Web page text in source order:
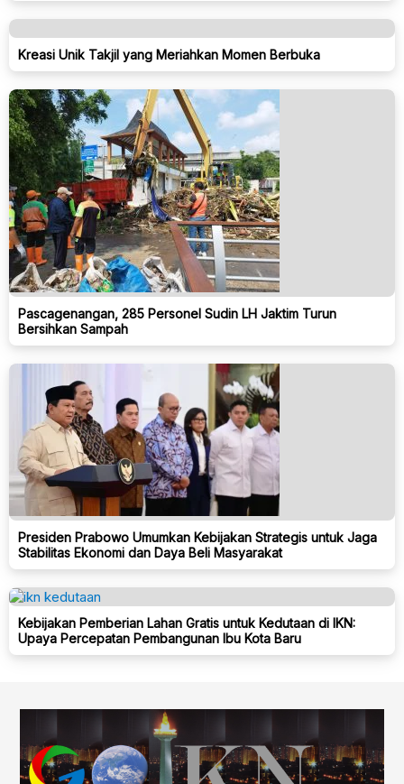
Kreasi Unik Takjil yang Meriahkan Momen Berbuka
Pascagenangan, 285 Personel Sudin LH Jaktim Turun
Bersihkan Sampah
Presiden Prabowo Umumkan Kebijakan Strategis untuk Jaga
Stabilitas Ekonomi dan Daya Beli Masyarakat
Kebijakan Pemberian Lahan Gratis untuk Kedutaan di IKN:
Upaya Percepatan Pembangunan Ibu Kota Baru